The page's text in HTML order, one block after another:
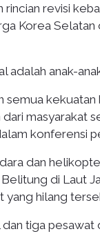
rincian revisi
Korea Selatan
adalah anak-
semua
masyarakat
konferensi
dan
di Laut
yang hilang
tiga